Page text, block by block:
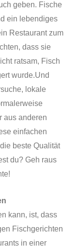
geben. Fische
ein lebendiges
Restaurant zum
dass sie
ratsam, Fisch
wurde.Und
lokale
aus anderen
einfachen
beste Qualität
du? Geh raus
kann, ist, dass
Fischgerichten
in einer